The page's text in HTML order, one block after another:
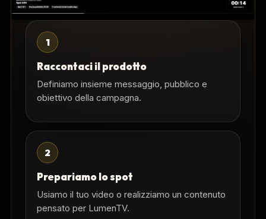
1
Raccontaci il prodotto
Definiamo insieme messaggio, pubblico e
obiettivo della campagna.
2
Prepariamo lo spot
Usiamo il tuo video o realizziamo un contenuto
pensato per LumenTV.